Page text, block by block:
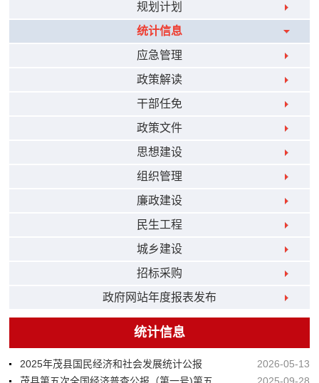
规划计划
统计信息
应急管理
政策解读
干部任免
政策文件
思想建设
组织管理
廉政建设
民生工程
城乡建设
招标采购
政府网站年度报表发布
统计信息
2025年茂县国民经济和社会发展统计公报
2026-05-13